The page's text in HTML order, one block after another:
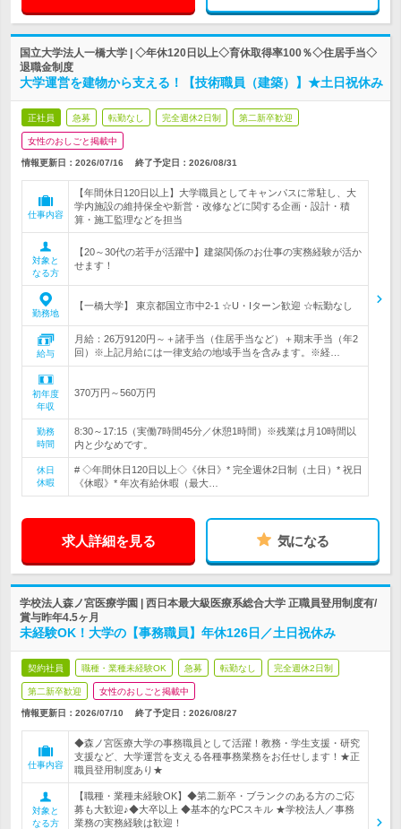
国立大学法人一橋大学 | ◇年休120日以上◇育休取得率100％◇住居手当◇
退職金制度
大学運営を建物から支える！【技術職員（建築）】★土日祝休み
正社員 急募 転勤なし 完全週休2日制 第二新卒歓迎
女性のおしごと掲載中
情報更新日：2026/07/16 終了予定日： 2026/08/31
仕事内容
【年間休日120日以上】大学職員としてキャンパスに常駐し、大
学内施設の維持保全や新営・改修などに関する企画・設計・積
算・施工監理などを担当
対象と
なる方
【20～30代の若手が活躍中】建築関係のお仕事の実務経験が活か
せます！
勤務地
【一橋大学】 東京都国立市中2-1 ☆U・Iターン歓迎 ☆転勤なし
給与
月給：26万9120円～＋諸手当（住居手当など）＋期末手当（年2
回）※上記月給には一律支給の地域手当を含みます。※経…
初年度
年収
370万円～560万円
勤務
時間
8:30～17:15（実働7時間45分／休憩1時間）※残業は月10時間以
内と少なめです。
休日
休暇
# ◇年間休日120日以上◇《休日》* 完全週休2日制（土日）* 祝日
《休暇》* 年次有給休暇（最大…
求人詳細を見る 気になる
学校法人森ノ宮医療学園 | 西日本最大級医療系総合大学 正職員登用制度有/
賞与昨年4.5ヶ月
未経験OK！大学の【事務職員】年休126日／土日祝休み
契約社員 職種・業種未経験OK 急募 転勤なし 完全週休2日制
第二新卒歓迎 女性のおしごと掲載中
情報更新日：2026/07/10 終了予定日： 2026/08/27
仕事内容
◆森ノ宮医療大学の事務職員として活躍！教務・学生支援・研究
支援など、大学運営を支える各種事務業務をお任せします！★正
職員登用制度あり★
対象と
なる方
【職種・業種未経験OK】◆第二新卒・ブランクのある方のご応
募も大歓迎♪◆大卒以上 ◆基本的なPCスキル ★学校法人／事務
業務の実務経験は歓迎！